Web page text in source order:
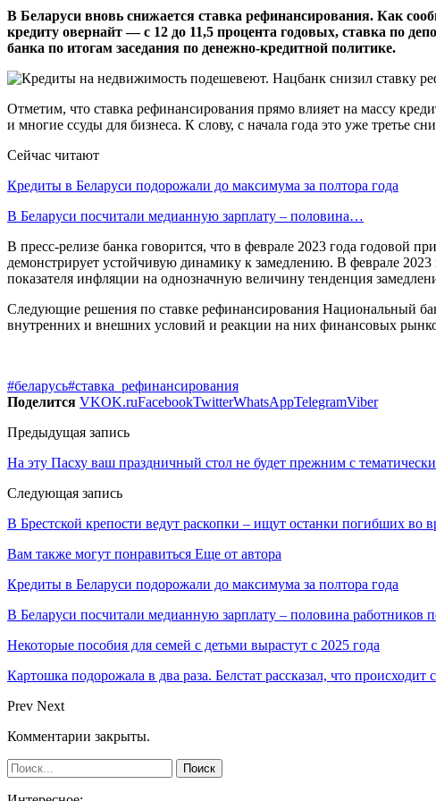
В Беларуси вновь снижается ставка рефинансирования. Как
кредиту овернайт — с 12 до 11,5 процента годовых, ставка по
банка по итогам заседания по денежно-кредитной политике.
Отметим, что ставка рефинансирования прямо влияет на массу
и многие ссуды для бизнеса. К слову, с начала года это уже третье
Сейчас читают
Кредиты в Беларуси подорожали до максимума за полтора года
В Беларуси посчитали медианную зарплату – половина…
В пресс-релизе банка говорится, что в феврале 2023 года годовой
демонстрирует устойчивую динамику к замедлению. В феврале
показателя инфляции на однозначную величину тенденция
Следующие решения по ставке рефинансирования Национальный
внутренних и внешних условий и реакции на них финансовых
#беларусь#ставка_рефинансирования
Поделится VKOK.ruFacebookTwitterWhatsAppTelegramViber
Предыдущая запись
На эту Пасху ваш праздничный стол не будет прежним с
Следующая запись
В Брестской крепости ведут раскопки – ищут останки погибших во
Вам также могут понравиться Еще от автора
Кредиты в Беларуси подорожали до максимума за полтора года
В Беларуси посчитали медианную зарплату – половина работников
Некоторые пособия для семей с детьми вырастут с 2025 года
Картошка подорожала в два раза. Белстат рассказал, что происходит
Prev Next
Комментарии закрыты.